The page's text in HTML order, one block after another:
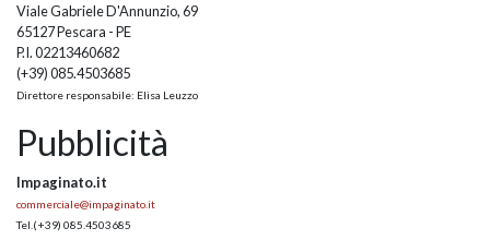
Viale Gabriele D'Annunzio, 69
65127 Pescara - PE
P.I. 02213460682
(+39) 085.4503685
Direttore responsabile: Elisa Leuzzo
Pubblicità
Impaginato.it
commerciale@impaginato.it
Tel. (+39) 085.4503685